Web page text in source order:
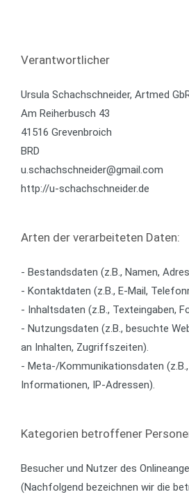
Verantwortlicher
Ursula Schachschneider, Artmed
Am Reiherbusch 43
41516 Grevenbroich
BRD
u.schachschneider@gmail.com
http://u-schachschneider.de
Arten der verarbeiteten Daten:
- Bestandsdaten (z.B., Namen,
- Kontaktdaten (z.B., E-Mail,
- Inhaltsdaten (z.B., Texteingaben,
- Nutzungsdaten (z.B., besuchte
an Inhalten, Zugriffszeiten).
- Meta-/Kommunikationsdaten
Informationen, IP-Adressen).
Kategorien betroffener
Besucher und Nutzer des
(Nachfolgend bezeichnen wir die